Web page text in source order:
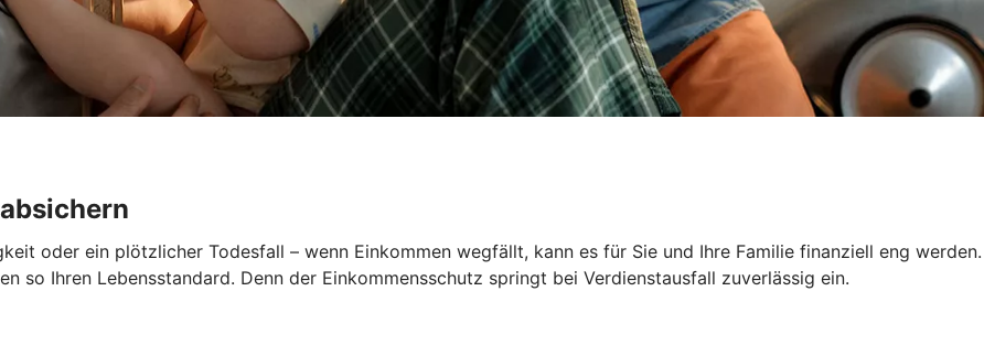
oder ein plötzlicher Todesfall – wenn Einkommen wegfällt, kann es für Sie und Ihre Familie finanziell eng werden.
so Ihren Lebensstandard. Denn der Einkommensschutz springt bei Verdienstausfall zuverlässig ein.